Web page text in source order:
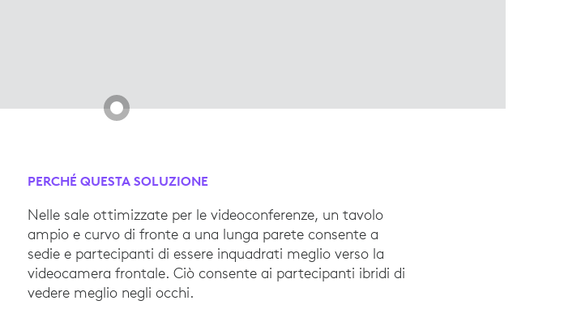
PERCHÉ QUESTA SOLUZIONE
Nelle sale ottimizzate per le videoconferenze, un tavolo
ampio e curvo di fronte a una lunga parete consente a
sedie e partecipanti di essere inquadrati meglio verso la
videocamera frontale. Ciò consente ai partecipanti ibridi di
vedere meglio negli occhi.